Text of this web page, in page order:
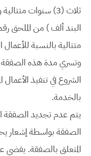
ثلاث (3) سنوات
متتالية بالنسبة
وتسري مدة هذه الصفقة
الشروع في تنفيذ الأعمال
بالخدمة.
يتم عدم تجديد الصفقة
الصفقة بواسطة إشعار
المتعلق بالصفقة. يفضي